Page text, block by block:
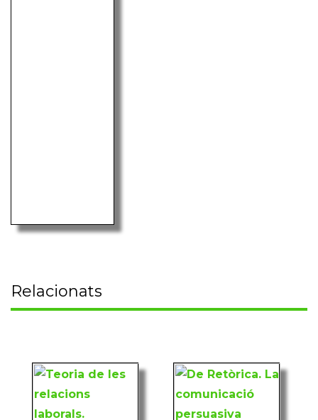
Relacionats